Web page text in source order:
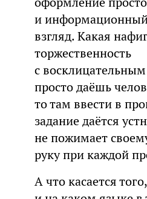
и
взгляд. Какая
торжественность
с
просто даёшь
то там ввести в
задание даётся
не пожимает
руку при каждой
А что касается